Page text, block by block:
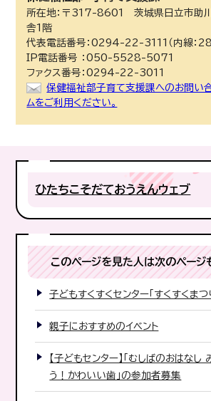
所在地：〒317-8601 茨城県日立市助
舎1階
代表電話番号：0294-22-3111（内線：
IP電話番号 ：050-5528-5071
ファクス番号：0294-22-3011
保健福祉部子育て支援課へのお問い
ムをご利用ください。
ひたちこそだておうえんウェブ
このページを見た人は次のページ
子どもすくすくセンター「すくすくまつ
親子におすすめのイベント
【子どもセンター】「むしばのおはなし
う！かわいい歯」の参加者募集